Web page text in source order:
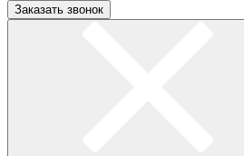
Заказать звонок